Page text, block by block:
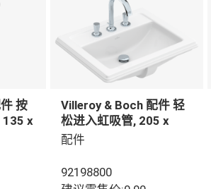
按
135 x
Villeroy & Boch 配件 轻
松进入虹吸管, 205 x
350 x 62,5 mm
配件
92198800